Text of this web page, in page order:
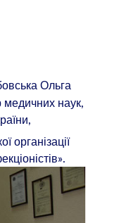
Ольга
медичних наук,